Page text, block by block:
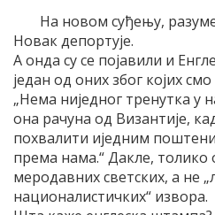
На новом суђењу,
Новак депортује.
А онда су се појавили и
један од оних због којих
„Нема ниједног тренутка у
она рачуна од Византије,
похвалити иједним
према нама.“ Дакле, толико
меродавних светских, а не
националистичких“ извора.